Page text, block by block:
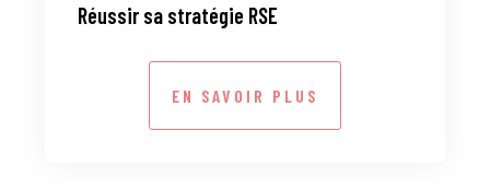
Réussir sa stratégie RSE
EN SAVOIR PLUS